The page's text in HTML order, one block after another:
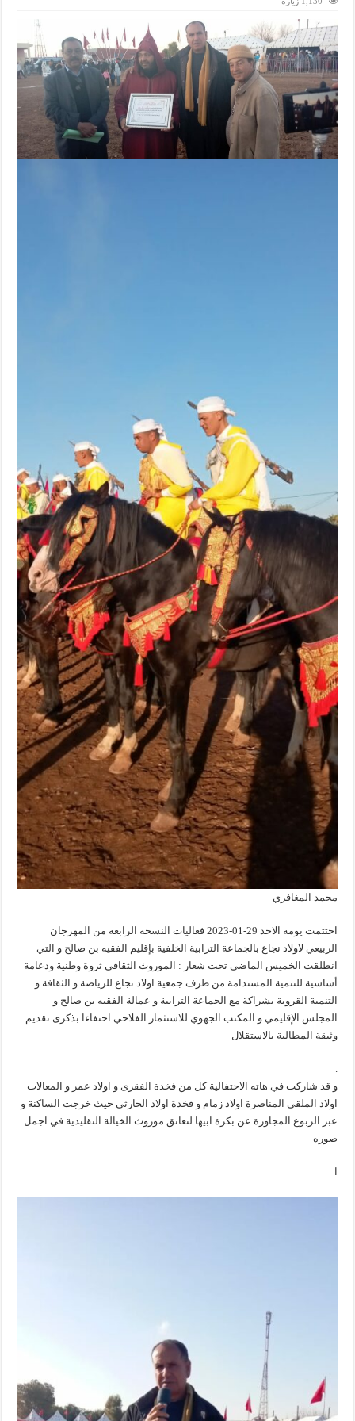
محمد المغافري
اختتمت يومه الاحد 29-01-2023 فعاليات النسخة الرابعة من المهرجان
الربيعي لاولاد نجاع بالجماعة الترابية الخلفية بإقليم الفقيه بن صالح و التي
انطلقت الخميس الماضي تحت شعار : الموروث الثقافي ثروة وطنية ودعامة
أساسية للتنمية المستدامة من طرف جمعية اولاد نجاع للرياضة و الثقافة و
التنمية القروية بشراكة مع الجماعة الترابية و عمالة الفقيه بن صالح و
المجلس الإقليمي و المكتب الجهوي للاستثمار الفلاحي احتفاءا بذكرى تقديم
وثيقة المطالبة بالاستقلال
.
و قد شاركت في هاته الاحتفالية كل من فخدة الفقرى و اولاد عمر و المعالات
اولاد الملقي المناصرة اولاد زمام و فخدة اولاد الحارثي حيث خرجت الساكنة و
عبر الربوع المجاورة عن بكرة ابيها لتعانق موروث الخيالة التقليدية في اجمل
صوره